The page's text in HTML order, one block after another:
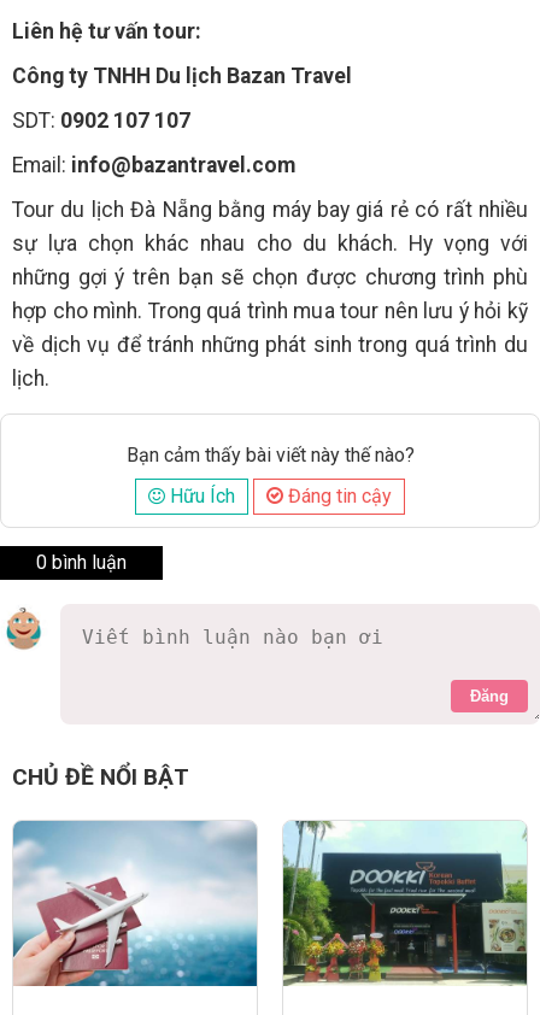
Liên hệ tư vấn tour:
Công ty TNHH Du lịch Bazan Travel
SDT: 0902 107 107
Email: info@bazantravel.com
Tour du lịch Đà Nẵng bằng máy bay giá rẻ có rất nhiều
sự lựa chọn khác nhau cho du khách. Hy vọng với
những gợi ý trên bạn sẽ chọn được chương trình phù
hợp cho mình. Trong quá trình mua tour nên lưu ý hỏi kỹ
về dịch vụ để tránh những phát sinh trong quá trình du
lịch.
Bạn cảm thấy bài viết này thế nào?
Hữu Ích
Đáng tin cậy
0 bình luận
Đăng
CHỦ ĐỀ NỔI BẬT